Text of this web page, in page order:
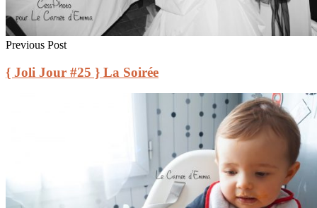
Previous Post
{ Joli Jour #25 } La Soirée